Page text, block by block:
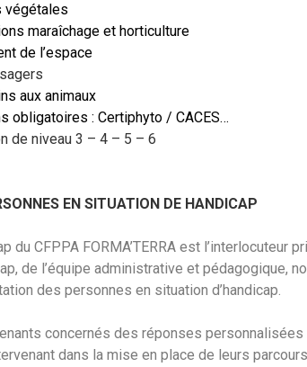
végétales
maraîchage et horticulture
de l’espace
aux animaux
obligatoires : Certiphyto / CACES…
de niveau 3 – 4 – 5 – 6
EN SITUATION DE HANDICAP
du CFPPA FORMA’TERRA est l’interlocuteur
de l’équipe administrative et pédagogique,
des personnes en situation d’handicap.
concernés des réponses
dans la mise en place de leurs